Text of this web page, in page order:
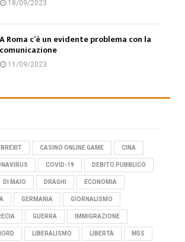
18/09/2023
A Roma c’è un evidente problema con la
comunicazione
11/09/2023
BREXIT CASINO ONLINE GAME CINA
COVID-19 DEBITO PUBBLICO
DI MAIO DRAGHI ECONOMIA
GERMANIA GIORNALISMO
GUERRA IMMIGRAZIONE
LIBERALISMO LIBERTÀ M5S